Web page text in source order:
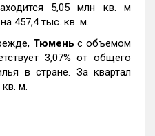
5,05 млн кв. м
457,4 тыс. кв. м.
Тюмень с объемом
3,07% от общего
в стране. За квартал
м.